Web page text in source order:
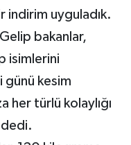
indirim uyguladık.
bakanlar,
isimlerini
günü kesim
her türlü kolaylığı